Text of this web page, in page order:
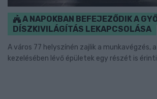
A NAPOKBAN BEFEJEZŐDIK A
DÍSZKIVILÁGÍTÁS LEKAPCSOLÁSA
A város 77 helyszínén zajlik a munkavégzés,
kezelésében lévő épületek egy részét is